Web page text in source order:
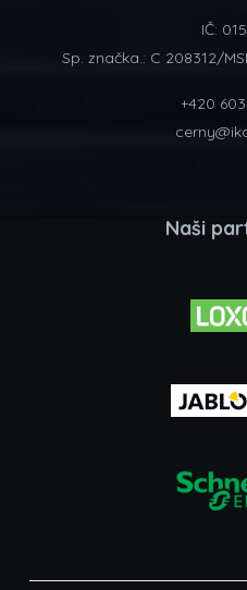
IČ:
Sp. značka.: C 208312/
+420
Naši